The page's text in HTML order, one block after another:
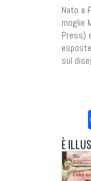
Nato a
moglie
Press)
sul
È